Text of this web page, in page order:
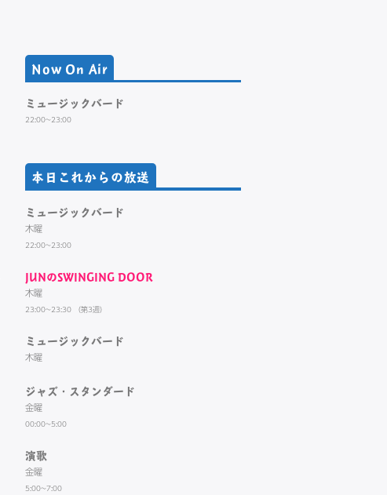
Now On Air
ミュージックバード
22:00~23:00
本日これからの放送
ミュージックバード
木曜
22:00~23:00
JUNのSWINGING DOOR
木曜
23:00~23:30 （第3週）
ミュージックバード
木曜
ジャズ・スタンダード
金曜
00:00~5:00
演歌
金曜
5:00~7:00